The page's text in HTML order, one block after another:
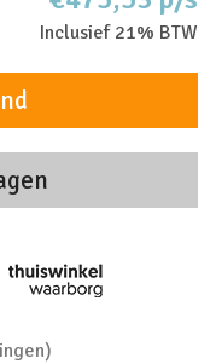
Inclusief 21% BTW
zakelijk